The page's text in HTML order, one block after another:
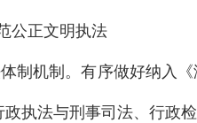
公正文明执法
制机制。有序做好纳入
执法与刑事司法、行政